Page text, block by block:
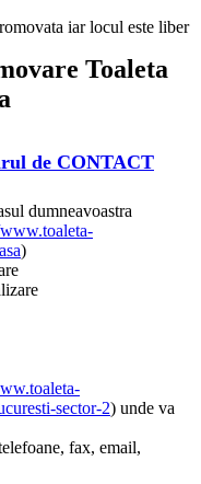
iar locul este liber
Toaleta
de CONTACT
dumneavoastra
)
sector-2) unde va
fax, email,